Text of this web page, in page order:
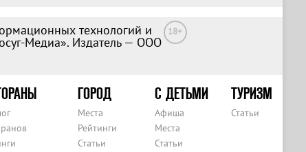
технологий и
Медиа». Издатель — ООО
18+
ГОРОД
Места
Рейтинги
Статьи
С ДЕТЬМИ
Афиша
Места
Статьи
ТУРИЗМ
Статьи